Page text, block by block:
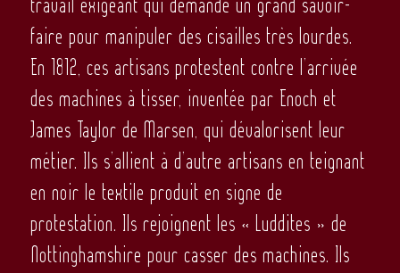
faire pour manipuler des cisailles très lourdes.
En 1812, ces artisans protestent contre l’arrivée
des machines à tisser, inventée par Enoch et
James Taylor de Marsen, qui dévalorisent leur
métier. Ils s’allient à d’autre artisans en teignant
en noir le textile produit en signe de
protestation. Ils rejoignent les « Luddites » de
Nottinghamshire pour casser des machines. Ils